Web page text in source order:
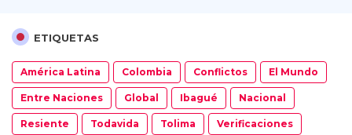
ETIQUETAS
América Latina Colombia Conflictos El Mundo
Entre Naciones Global Ibagué Nacional
Resiente Todavida Tolima Verificaciones